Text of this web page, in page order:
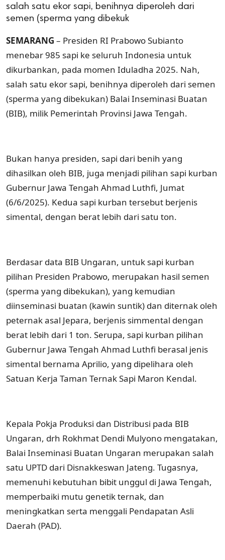
salah satu ekor sapi, benihnya diperoleh dari
semen (sperma yang dibekuk
SEMARANG – Presiden RI Prabowo Subianto
menebar 985 sapi ke seluruh Indonesia untuk
dikurbankan, pada momen Iduladha 2025. Nah,
salah satu ekor sapi, benihnya diperoleh dari semen
(sperma yang dibekukan) Balai Inseminasi Buatan
(BIB), milik Pemerintah Provinsi Jawa Tengah.
Bukan hanya presiden, sapi dari benih yang
dihasilkan oleh BIB, juga menjadi pilihan sapi kurban
Gubernur Jawa Tengah Ahmad Luthfi, Jumat
(6/6/2025). Kedua sapi kurban tersebut berjenis
simental, dengan berat lebih dari satu ton.
Berdasar data BIB Ungaran, untuk sapi kurban
pilihan Presiden Prabowo, merupakan hasil semen
(sperma yang dibekukan), yang kemudian
diinseminasi buatan (kawin suntik) dan diternak oleh
peternak asal Jepara, berjenis simmental dengan
berat lebih dari 1 ton. Serupa, sapi kurban pilihan
Gubernur Jawa Tengah Ahmad Luthfi berasal jenis
simental bernama Aprilio, yang dipelihara oleh
Satuan Kerja Taman Ternak Sapi Maron Kendal.
Kepala Pokja Produksi dan Distribusi pada BIB
Ungaran, drh Rokhmat Dendi Mulyono mengatakan,
Balai Inseminasi Buatan Ungaran merupakan salah
satu UPTD dari Disnakkeswan Jateng. Tugasnya,
memenuhi kebutuhan bibit unggul di Jawa Tengah,
memperbaiki mutu genetik ternak, dan
meningkatkan serta menggali Pendapatan Asli
Daerah (PAD).